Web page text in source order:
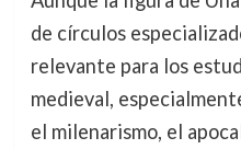
de círculos
relevante para los
medieval,
el milenarismo, el